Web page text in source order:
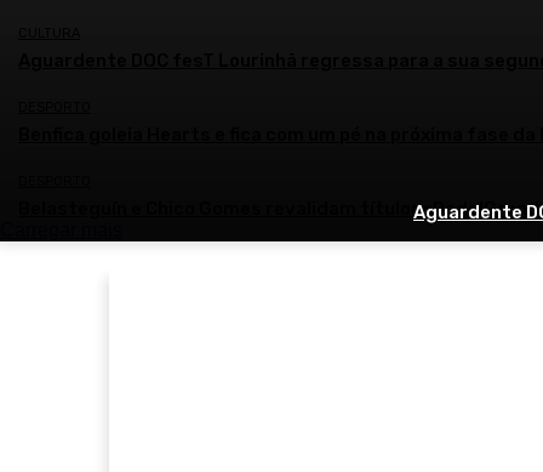
Aguardente
Belasteguín e Chico Gomes revalidam